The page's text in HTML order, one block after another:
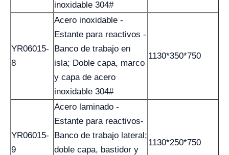
inoxidable 304#
YR06015-
8
Acero inoxidable -
Estante para reactivos -
Banco de trabajo en
isla; Doble capa, marco
y capa de acero
inoxidable 304#
1130*350*750
YR06015-
9
Acero laminado -
Estante para reactivos-
Banco de trabajo lateral;
doble capa, bastidor y
1130*250*750